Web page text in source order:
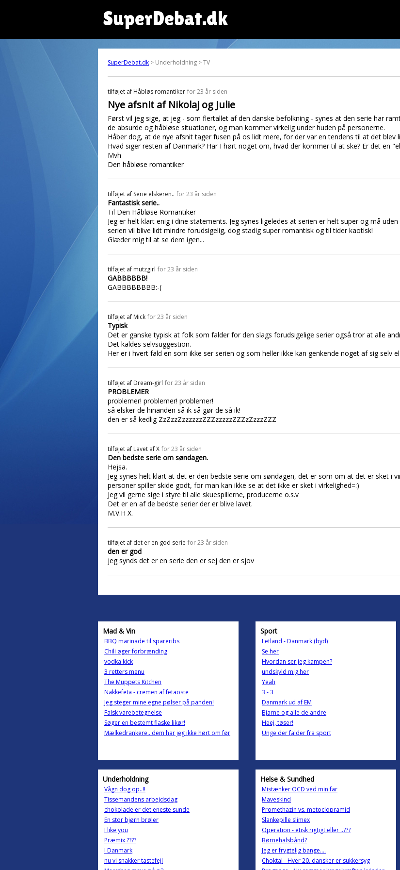
SuperDebat.dk
SuperDebat.dk > Underholdning > TV
tilføjet af Håbløs romantiker for 23 år siden
Nye afsnit af Nikolaj og Julie
Først vil jeg sige, at jeg - som flertallet af den danske befolkning - synes at den serie har
de absurde og håbløse situationer, og man kommer virkelig under huden på personerne.
Håber dog, at de nye afsnit tager fusen på os lidt mere, for der var en tendens til at det blev
Hvad siger resten af Danmark? Har I hørt noget om, hvad der kommer til at ske? Er det en
Mvh
Den håbløse romantiker
tilføjet af Serie elskeren.. for 23 år siden
Fantastisk serie..
Til Den Håbløse Romantiker
Jeg er helt klart enig i dine statements. Jeg synes ligeledes at serien er helt super og må
serien vil blive lidt mindre forudsigelig, dog stadig super romantisk og til tider kaotisk!
Glæder mig til at se dem igen...
tilføjet af mutzgirl for 23 år siden
GABBBBBB!
GABBBBBBBB:-(
tilføjet af Mick for 23 år siden
Typisk
Det er ganske typisk at folk som falder for den slags forudsigelige serier også tror at alle
Det kaldes selvsuggestion.
Her er i hvert fald en som ikke ser serien og som heller ikke kan genkende noget af sig selv
tilføjet af Dream-girl for 23 år siden
PROBLEMER
problemer! problemer! problemer!
så elsker de hinanden så ik så gør de så ik!
den er så kedlig ZzZzzZzzzzzzZZZzzzzzZZZzZzzzZZZ
tilføjet af Lavet af X for 23 år siden
Den bedste serie om søndagen.
Hejsa.
Jeg synes helt klart at det er den bedste serie om søndagen, det er som om at det er sket i
personer spiller skide godt, for man kan ikke se at det ikke er sket i virkelighed=:)
Jeg vil gerne sige i styre til alle skuespillerne, producerne o.s.v
Det er en af de bedste serier der er blive lavet.
M.V.H X.
tilføjet af det er en god serie for 23 år siden
den er god
jeg synds det er en serie den er sej den er sjov
Mad & Vin
BBQ marinade til spareribs
Chili øger forbrænding
vodka kick
3 retters menu
The Muppets Kitchen
Nakkefeta - cremen af fetaoste
Jeg steger mine egne pølser på panden!
Falsk varebetegnelse
Søger en bestemt flaske likør!
Mælkedrankere.. dem har jeg ikke hørt om før
Sport
Letland - Danmark (byd)
Se her
Hvordan ser jeg kampen?
undskyld mig her
Yeah
3 - 3
Danmark ud af EM
Bjarne og alle de andre
Heej, tøser!
Unge der falder fra sport
Underholdning
Vågn dog op..!!
Tissemandens arbejdsdag
chokolade er det eneste sunde
En stor bjørn brøler
I like you
Præmix ????
I Danmark
nu vi snakker tastefejl
Helse & Sundhed
Mistænker OCD ved min far
Maveskind
Promethazin vs. metoclopramid
Slankepille slimex
Operation - etisk rigtigt eller ..???
Børnehalsbånd?
Jeg er frygtelig bange....
Choktal - Hver 20. dansker er sukkersyg